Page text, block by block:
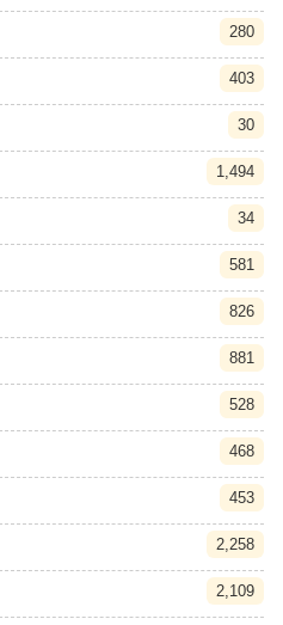
280
403
30
1,494
34
581
826
881
528
468
453
2,258
2,109